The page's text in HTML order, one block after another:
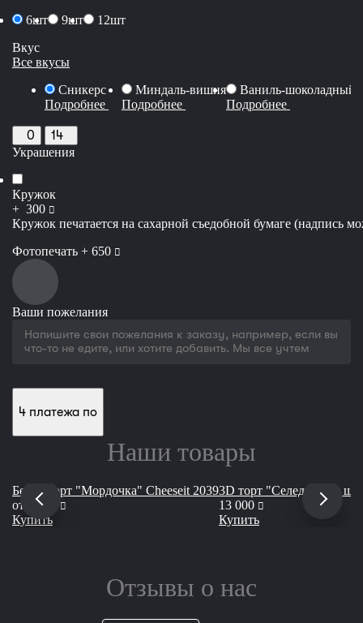
6шт
9шт
12шт
Вкус
Все вкусы
Сникерс
Подробнее
Миндаль-вишня
Подробнее
Ваниль-шоколадный
Подробнее
0 14
Украшения
Кружок
+ 300 руб
Кружок печатается на сахарной съедобной бумаге (надпись
Фотопечать + 650 руб
Ваши пожелания
4 платежа по
Наши товары
Бенто торт "Мордочка" Cheeseit 2039
от
1 990
руб
Купить
3D торт "Селедка под
13 000 руб
Купить
Отзывы о нас